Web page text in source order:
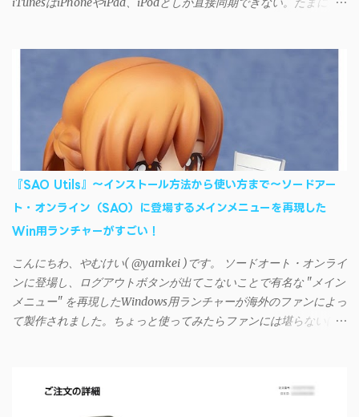
ドパーティー製のアプリを PC と Androidデバイス それぞれにイン
ストールすれば、Wi-Fiや USB接続 を通じて同期できるようにな
る。私も 2012年頃にAndroidウォークマン を使い始めた頃から便
利に活用させてもらっていたのだが、2023年現在はiSyncrを使っ
て同期ができないという声を多数見かけるようになった。 具体
的には、PC側のiSyncrアプリで設定したパスワードをAndroidアプ
リに入力しようとすると、入力したパスワードが保存されず、い
つまでたっても再度入力を促されるというもの。 この不具合を
回避するには、次の手順が有効だ。 Androidデバイスの言語を英語
に設定する （念のため）再起動する iSyncrでパスワードを入力す
すれば完了 一度この手順を施せば、言語設定は日本語に戻して
もOKだ。これでWi-Fiを使った同期機能が使えるようになる。USB
接続による同期については、アプリに根本的な不具合が発生して
おり、現時点で使えないようだ。諦めよう。 今回の不具合につ
iSyncrを活用することで、Androidデバイスでもレート機能や再生
『SAO Utils』～インストール方法から使い方まで～ソードアー
ト・オンライン（SAO）に登場するメインメニューを再現した
Win用ランチャーがすごい！
こんにちわ、やむけい( @yamkei )です。 ソードオート・オンライ
ンに登場し、ログアウトボタンが出てこないことで有名な "メイン
メニュー" を再現したWindows用ランチャーが海外のファンによっ
て製作されました。ちょっと使ってみたらファンには堪らないほ
す・・・。カッコイイ！！ 開発ページ（英語） gpbeta.com - The